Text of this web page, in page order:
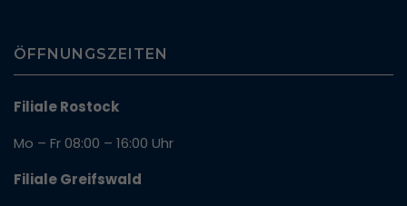
ÖFFNUNGSZEITEN
Filiale Rostock
Mo – Fr 08:00 – 16:00 Uhr
Filiale Greifswald